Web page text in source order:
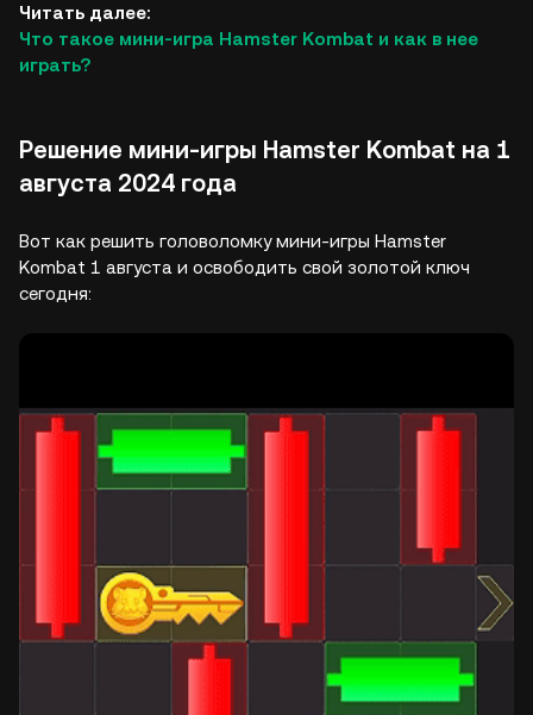
Читать далее:
Что такое мини-игра Hamster Kombat и как в нее
играть?
Решение мини-игры Hamster Kombat на 1
августа 2024 года
Вот как решить головоломку мини-игры Hamster
Kombat 1 августа и освободить свой золотой ключ
сегодня: